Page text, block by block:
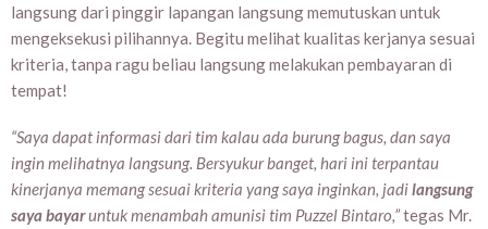
langsung dari pinggir lapangan langsung memutuskan untuk
mengeksekusi pilihannya. Begitu melihat kualitas kerjanya sesuai
kriteria, tanpa ragu beliau langsung melakukan pembayaran di
tempat!
“Saya dapat informasi dari tim kalau ada burung bagus, dan saya
ingin melihatnya langsung. Bersyukur banget, hari ini terpantau
kinerjanya memang sesuai kriteria yang saya inginkan, jadilangsung
saya bayaruntuk menambah amunisi tim Puzzel Bintaro,”tegas Mr.